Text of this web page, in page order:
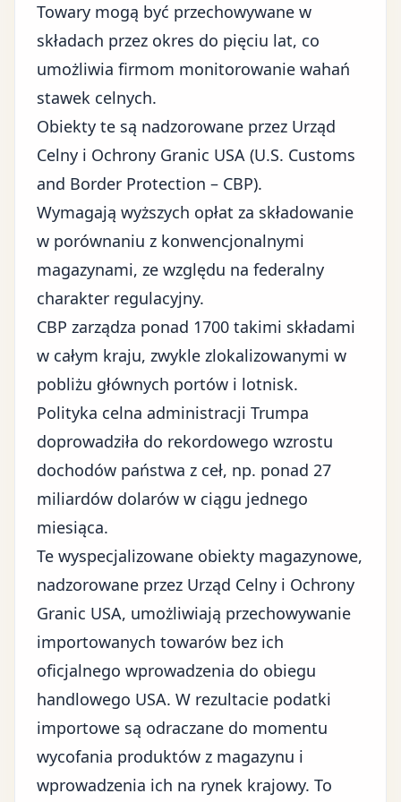
Towary mogą być przechowywane w
składach przez okres do pięciu lat, co
umożliwia firmom monitorowanie wahań
stawek celnych.
Obiekty te są nadzorowane przez Urząd
Celny i Ochrony Granic USA (U.S. Customs
and Border Protection – CBP).
Wymagają wyższych opłat za składowanie
w porównaniu z konwencjonalnymi
magazynami, ze względu na federalny
charakter regulacyjny.
CBP zarządza ponad 1700 takimi składami
w całym kraju, zwykle zlokalizowanymi w
pobliżu głównych portów i lotnisk.
Polityka celna administracji Trumpa
doprowadziła do rekordowego wzrostu
dochodów państwa z ceł, np. ponad 27
miliardów dolarów w ciągu jednego
miesiąca.
Te wyspecjalizowane obiekty magazynowe,
nadzorowane przez Urząd Celny i Ochrony
Granic USA, umożliwiają przechowywanie
importowanych towarów bez ich
oficjalnego wprowadzenia do obiegu
handlowego USA. W rezultacie podatki
importowe są odraczane do momentu
wycofania produktów z magazynu i
wprowadzenia ich na rynek krajowy. To